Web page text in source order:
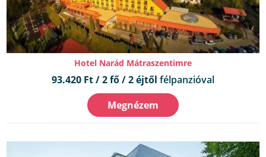
Hotel Narád Mátraszentimre
93.420 Ft / 2 fő / 2 éjtől félpanzióval
Megnézem